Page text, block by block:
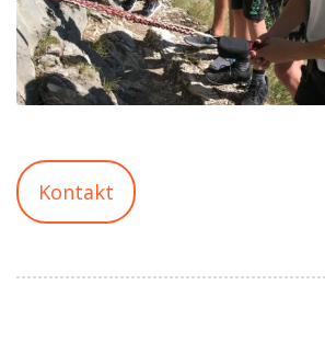
Kontakt